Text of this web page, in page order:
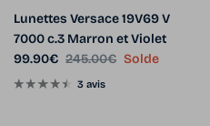
Lunettes Versace 19V69 V
7000 c.3 Marron et Violet
Prix soldé
99.90€ Prix habituel
245.00€ Solde
3 avis